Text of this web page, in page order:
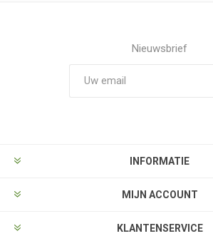
Nieuwsbrief
INFORMATIE
MIJN ACCOUNT
KLANTENSERVICE